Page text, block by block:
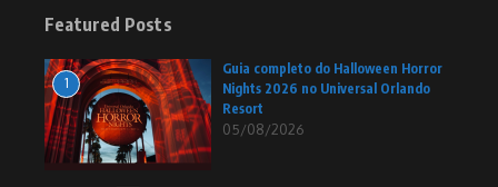
Featured Posts
1
Guia completo do Halloween Horror
Nights 2026 no Universal Orlando
Resort
05/08/2026